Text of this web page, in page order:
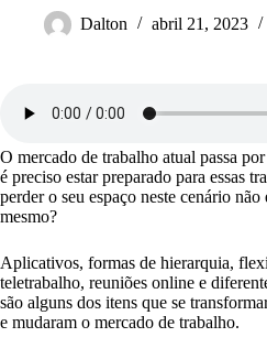
Dalton abril 21, 2023
O mercado de trabalho atual passa
é preciso estar preparado para essas
perder o seu espaço neste cenário
mesmo?
Aplicativos, formas de hierarquia,
teletrabalho, reuniões online e
são alguns dos itens que se
e mudaram o mercado de trabalho.